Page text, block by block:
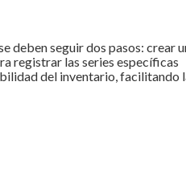
deben seguir dos pasos: crear
registrar las series específicas
del inventario, facilitando